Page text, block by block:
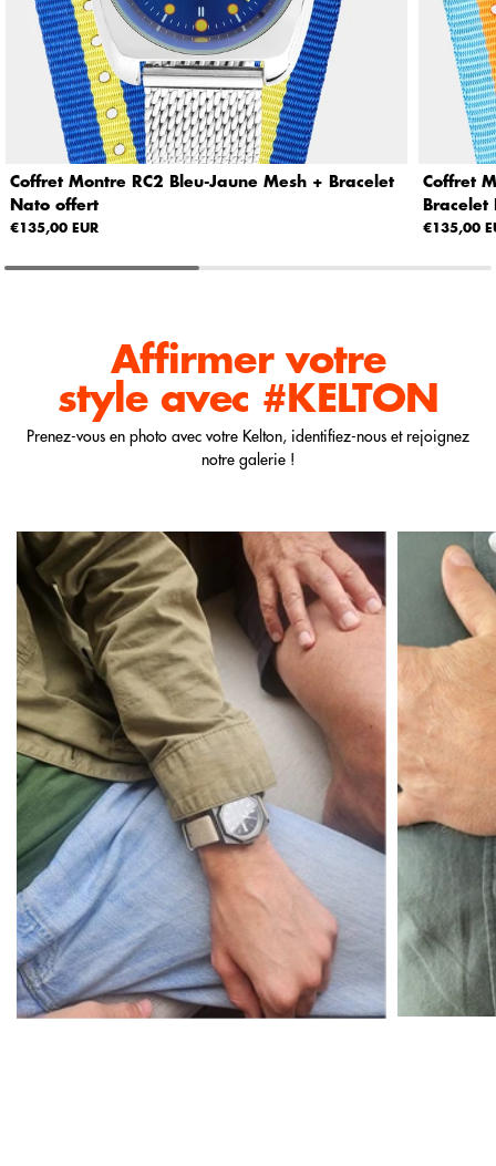
Coffret Montre RC2 Bleu-Jaune Mesh + Bracelet
Nato offert
€135,00 EUR
Coffret
€135,00
Affirmer votre
style avec #KELTON
Prenez-vous en photo avec votre Kelton, identifiez-nous et rejoignez
notre galerie !